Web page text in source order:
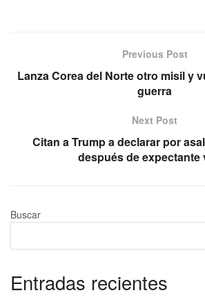
Previous Post
Lanza Corea del Norte otro misil y
guerra
Next Post
Citan a Trump a declarar por
después de expectante
Buscar
Entradas recientes